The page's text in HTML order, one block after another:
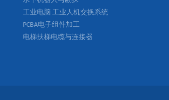
工业电脑 工业人机交换系统
PCBA电子组件加工
电梯扶梯电缆与连接器